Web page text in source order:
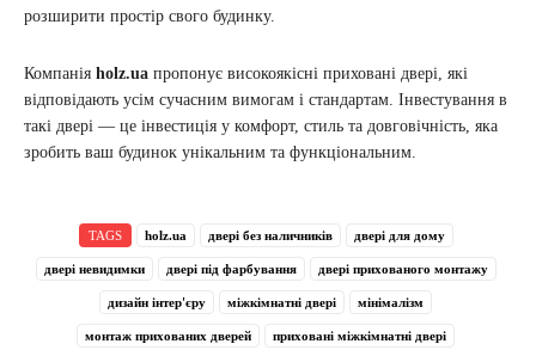
розширити простір свого будинку.
Компанія holz.ua пропонує високоякісні приховані двері, які
відповідають усім сучасним вимогам і стандартам. Інвестування в
такі двері — це інвестиція у комфорт, стиль та довговічність, яка
зробить ваш будинок унікальним та функціональним.
TAGS holz.ua двері без наличників двері для дому
двері невидимки двері під фарбування двері прихованого монтажу
дизайн інтер'єру міжкімнатні двері мінімалізм
монтаж прихованих дверей приховані міжкімнатні двері